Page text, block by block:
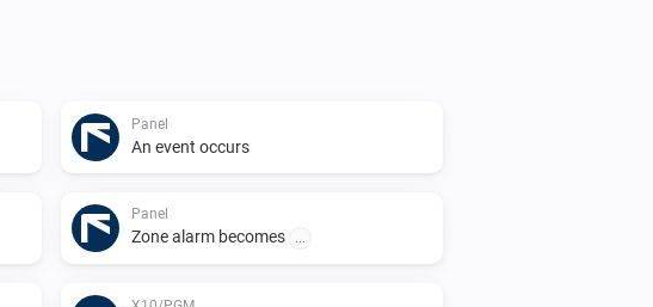
Panel
An event occurs
Panel
Zone alarm becomes ...